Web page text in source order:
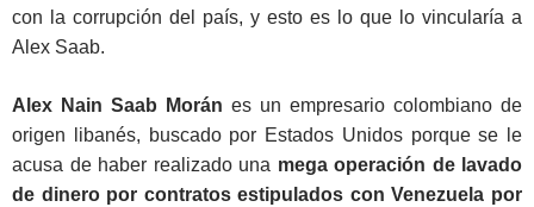
con la corrupción del país, y esto es lo que lo vincularía a
Alex Saab.
Alex Nain Saab Morán es un empresario colombiano de
origen libanés, buscado por Estados Unidos porque se le
acusa de haber realizado una mega operación de lavado
de dinero por contratos estipulados con Venezuela por